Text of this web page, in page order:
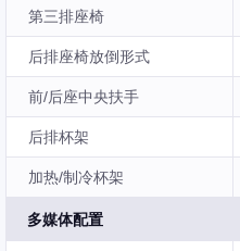
第三排座椅
后排座椅放倒形式
前/后座中央扶手
后排杯架
加热/制冷杯架
多媒体配置